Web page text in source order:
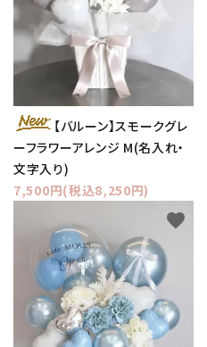
【バルーン】スモークグレ
ーフラワーアレンジ M(名入れ・
文字入り)
7,500円(税込8,250円)
favorite